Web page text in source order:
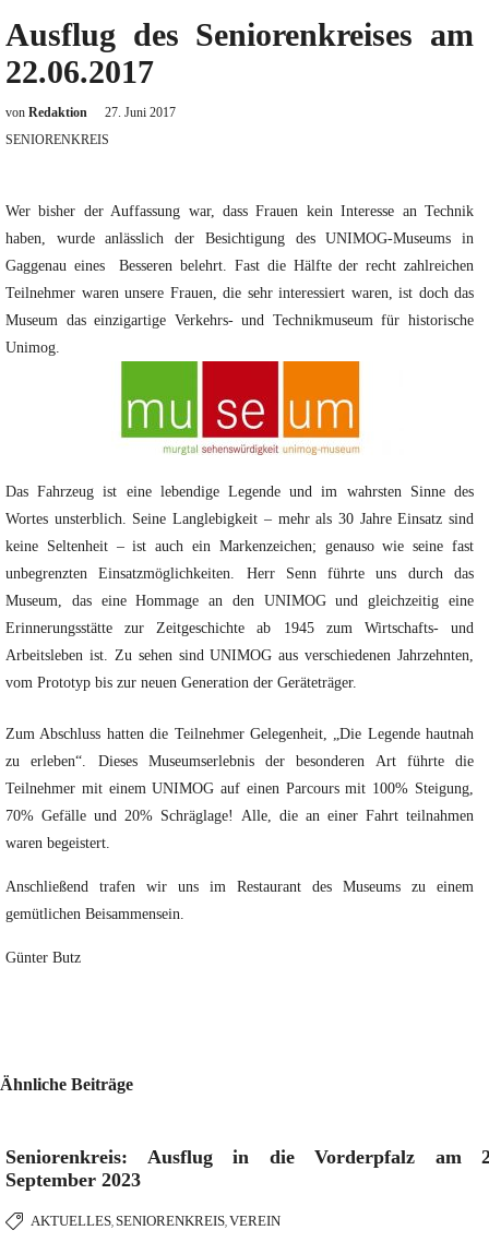
Ausflug des Seniorenkreises am
22.06.2017
von Redaktion
27. Juni 2017
SENIORENKREIS
Wer bisher der Auffassung war, dass Frauen kein Interesse an Technik
haben, wurde anlässlich der Besichtigung des UNIMOG-Museums in
Gaggenau eines Besseren belehrt. Fast die Hälfte der recht zahlreichen
Teilnehmer waren unsere Frauen, die sehr interessiert waren, ist doch das
Museum das einzigartige Verkehrs- und Technikmuseum für historische
Unimog.
Das Fahrzeug ist eine lebendige Legende und im wahrsten Sinne des
Wortes unsterblich. Seine Langlebigkeit – mehr als 30 Jahre Einsatz sind
keine Seltenheit – ist auch ein Markenzeichen; genauso wie seine fast
unbegrenzten Einsatzmöglichkeiten. Herr Senn führte uns durch das
Museum, das eine Hommage an den UNIMOG und gleichzeitig eine
Erinnerungsstätte zur Zeitgeschichte ab 1945 zum Wirtschafts- und
Arbeitsleben ist. Zu sehen sind UNIMOG aus verschiedenen Jahrzehnten,
vom Prototyp bis zur neuen Generation der Geräteträger.
Zum Abschluss hatten die Teilnehmer Gelegenheit, „Die Legende hautnah
zu erleben“. Dieses Museumserlebnis der besonderen Art führte die
Teilnehmer mit einem UNIMOG auf einen Parcours mit 100% Steigung,
70% Gefälle und 20% Schräglage! Alle, die an einer Fahrt teilnahmen
waren begeistert.
Anschließend trafen wir uns im Restaurant des Museums zu einem
gemütlichen Beisammensein.
Günter Butz
Ähnliche Beiträge
Seniorenkreis: Ausflug in die Vorderpfalz am
September 2023
AKTUELLES, SENIORENKREIS, VEREIN